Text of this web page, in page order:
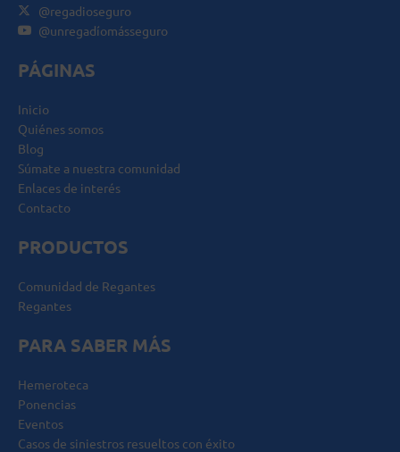
@regadioseguro
@unregadíomásseguro
PÁGINAS
Inicio
Quiénes somos
Blog
Súmate a nuestra comunidad
Enlaces de interés
Contacto
PRODUCTOS
Comunidad de Regantes
Regantes
PARA SABER MÁS
Hemeroteca
Ponencias
Eventos
Casos de siniestros resueltos con éxito